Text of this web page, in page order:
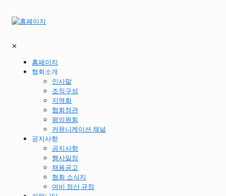
✕
홈페이지
협회소개
인사말
조직구성
지역회
협회정관
평의원회
커뮤니케이션 채널
공지사항
공지사항
행사일정
채용공고
협회 소식지
여비 정산 규정